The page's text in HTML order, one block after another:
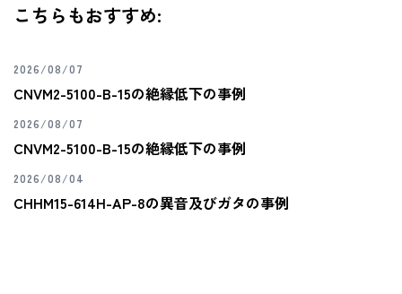
こちらもおすすめ:
2026/08/07
CNVM2-5100-B-15の絶縁低下の事例
2026/08/07
CNVM2-5100-B-15の絶縁低下の事例
2026/08/04
CHHM15-614H-AP-8の異音及びガタの事例